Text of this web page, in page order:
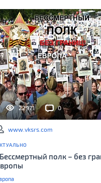
22971 0
www.vksrs.com
полк – без